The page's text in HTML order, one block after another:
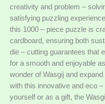
creativity and problem –
satisfying puzzling
this 1000 – piece puzzle is
cardboard, ensuring both
die – cutting guarantees that
for a smooth and enjoyable
wonder of Wasgij and
with this innovative and eco
yourself or as a gift, the